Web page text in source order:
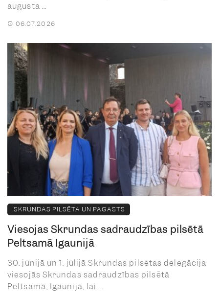
augusta ...
06.07.2026
SKRUNDAS PILSĒTA UN PAGASTS
Viesojas Skrundas sadraudzības pilsētā
Peltsamā Igaunijā
30. jūnijā un 1. jūlijā Skrundas pilsētas delegācija
viesojās Skrundas sadraudzības pilsētā
Peltsamā, Igaunijā, lai ...